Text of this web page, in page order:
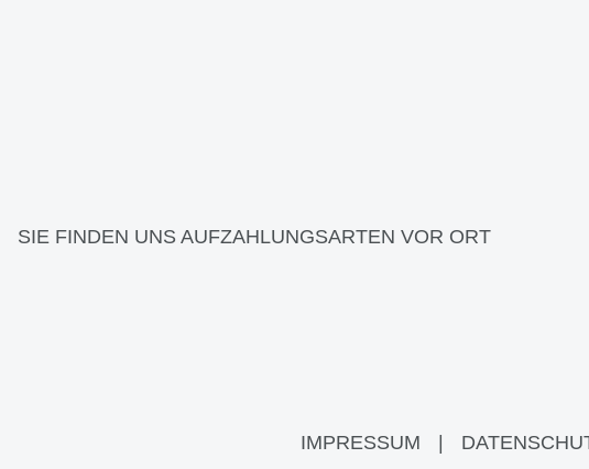
SIE FINDEN UNS AUFZAHLUNGSARTEN VOR ORT
IMPRESSUM